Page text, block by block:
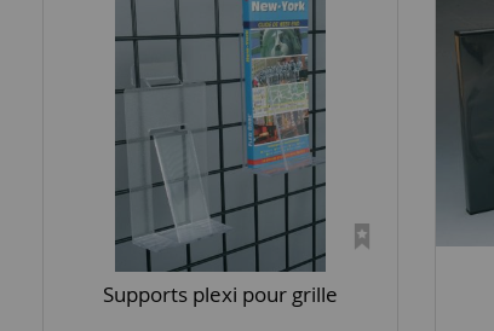
Supports plexi pour grille